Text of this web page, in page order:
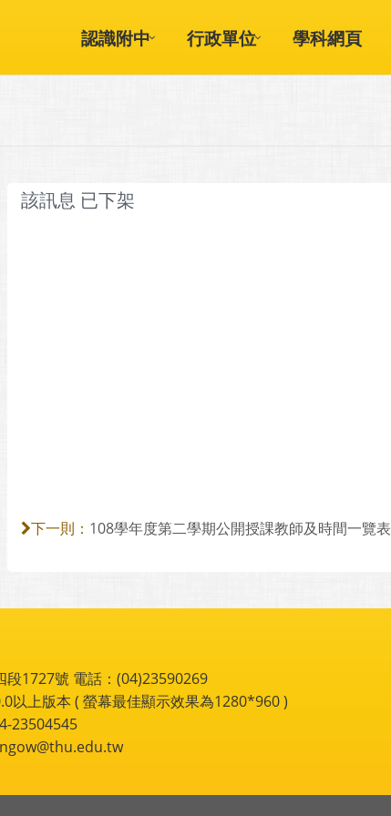
認識附中 行政單位 學科網頁
該訊息 已下架
下一則： 108學年度第二學期公開授課教師及時間一覽表
1727號 電話：(04)23590269
以上版本 ( 螢幕最佳顯示效果為1280*960 )
23504545